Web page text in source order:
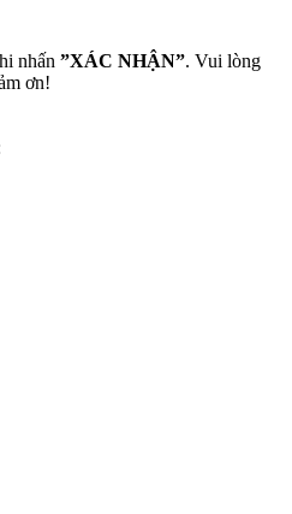
nhấn ”XÁC NHẬN”. Vui lòng
ơn!